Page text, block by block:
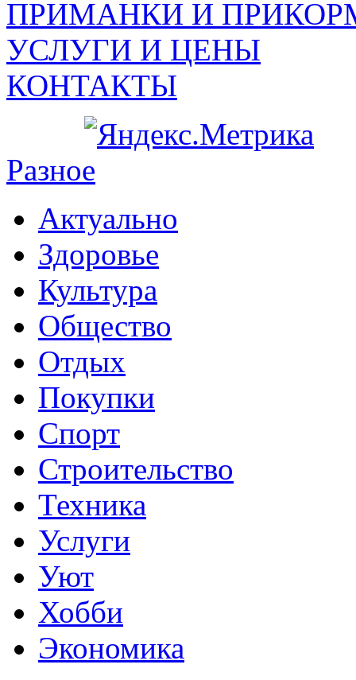
ПРИМАНКИ И
УСЛУГИ И ЦЕНЫ
КОНТАКТЫ
Разное
Актуально
Здоровье
Культура
Общество
Отдых
Покупки
Спорт
Строительство
Техника
Услуги
Уют
Хобби
Экономика